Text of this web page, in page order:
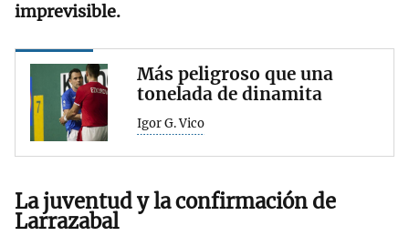
imprevisible.
Más peligroso que una
tonelada de dinamita
Igor G. Vico
La juventud y la confirmación de
Larrazabal